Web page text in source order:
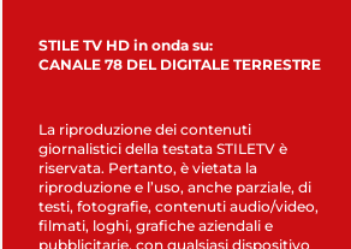
STILE TV HD in onda su:
CANALE 78 DEL DIGITALE TERRESTRE
La riproduzione dei contenuti
giornalistici della testata STILETV è
riservata. Pertanto, è vietata la
riproduzione e l’uso, anche parziale, di
testi, fotografie, contenuti audio/video,
filmati, loghi, grafiche aziendali e
pubblicitarie, con qualsiasi dispositivo